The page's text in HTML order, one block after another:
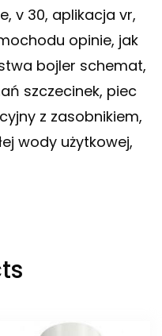
v 30, aplikacja vr,
opinie, jak
bojler schemat,
szczecinek, piec
z zasobnikiem,
wody użytkowej,